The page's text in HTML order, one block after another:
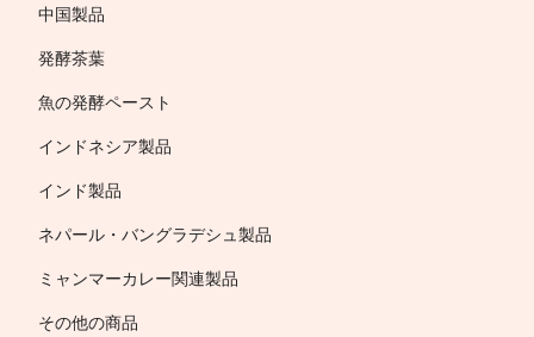
中国製品
発酵茶葉
魚の発酵ペースト
インドネシア製品
インド製品
ネパール・バングラデシュ製品
ミャンマーカレー関連製品
その他の商品